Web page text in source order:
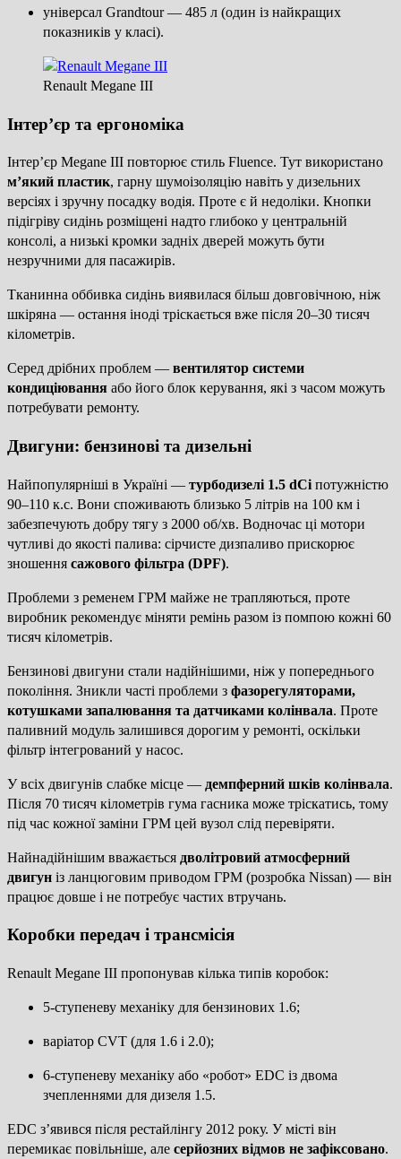
універсал Grandtour — 485 л (один із найкращих
показників у класі).
Renault Megane III
Інтер’єр та ергономіка
Інтер’єр Megane III повторює стиль Fluence. Тут використано
м’який пластик, гарну шумоізоляцію навіть у дизельних
версіях і зручну посадку водія. Проте є й недоліки. Кнопки
підігріву сидінь розміщені надто глибоко у центральній
консолі, а низькі кромки задніх дверей можуть бути
незручними для пасажирів.
Тканинна оббивка сидінь виявилася більш довговічною, ніж
шкіряна — остання іноді тріскається вже після 20–30 тисяч
кілометрів.
Серед дрібних проблем — вентилятор системи
кондиціювання або його блок керування, які з часом можуть
потребувати ремонту.
Двигуни: бензинові та дизельні
Найпопулярніші в Україні — турбодизелі 1.5 dCi потужністю
90–110 к.с. Вони споживають близько 5 літрів на 100 км і
забезпечують добру тягу з 2000 об/хв. Водночас ці мотори
чутливі до якості палива: сірчисте дизпаливо прискорює
зношення сажового фільтра (DPF).
Проблеми з ременем ГРМ майже не трапляються, проте
виробник рекомендує міняти ремінь разом із помпою кожні 60
тисяч кілометрів.
Бензинові двигуни стали надійнішими, ніж у попереднього
покоління. Зникли часті проблеми з фазорегуляторами,
котушками запалювання та датчиками колінвала. Проте
паливний модуль залишився дорогим у ремонті, оскільки
фільтр інтегрований у насос.
У всіх двигунів слабке місце — демпферний шків колінвала.
Після 70 тисяч кілометрів гума гасника може тріскатись, тому
під час кожної заміни ГРМ цей вузол слід перевіряти.
Найнадійнішим вважається дволітровий атмосферний
двигун із ланцюговим приводом ГРМ (розробка Nissan) — він
працює довше і не потребує частих втручань.
Коробки передач і трансмісія
Renault Megane III пропонував кілька типів коробок:
5-ступеневу механіку для бензинових 1.6;
варіатор CVT (для 1.6 і 2.0);
6-ступеневу механіку або «робот» EDC із двома
зчепленнями для дизеля 1.5.
EDC з’явився після рестайлінгу 2012 року. У місті він
перемикає повільніше, але серйозних відмов не зафіксовано.